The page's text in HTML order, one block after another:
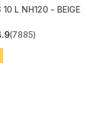
10 L NH120 - BEIGE
stars from 7885
(7885)